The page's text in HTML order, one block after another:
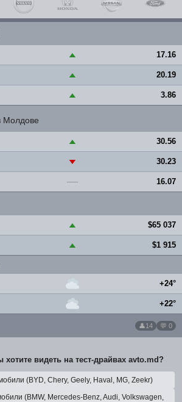
▲ 17.16
▲ 20.19
▲ 3.86
Молдове
▲ 30.56
▼ 30.23
— 16.07
▲ $65 037
▲ $1 915
+24°
+22°
14 💬 0
видеть на тест-драйвах avto.md?
(BYD, Chery, Geely, Haval, MG, Zeekr)
(BMW, Mercedes-Benz, Audi, Volkswagen,